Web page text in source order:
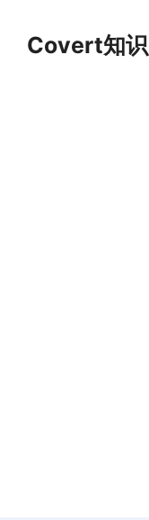
Covert知识